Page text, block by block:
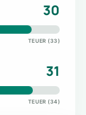
30
TEUER (33)
31
TEUER (34)